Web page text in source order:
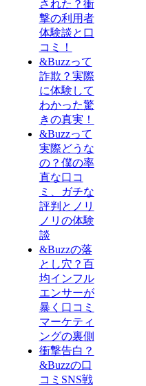
された？衝
撃の利用者
体験談と口
コミ！
&Buzzって
詐欺？実際
に体験して
わかった驚
きの真実！
&Buzzって
実際どうな
の？僕の率
直な口コ
ミ、ガチな
評判とノリ
ノリの体験
談
&Buzzの落
とし穴？百
均インフル
エンサーが
暴く口コミ
マーケティ
ングの裏側
衝撃告白？
&Buzzの口
コミSNS戦